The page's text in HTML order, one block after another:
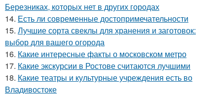
Березниках, которых нет в других городах
14. Есть ли современные достопримечательности
15. Лучшие сорта свеклы для хранения и заготовок:
выбор для вашего огорода
16. Какие интересные факты о московском метро
17. Какие экскурсии в Ростове считаются лучшими
18. Какие театры и культурные учреждения есть во
Владивостоке